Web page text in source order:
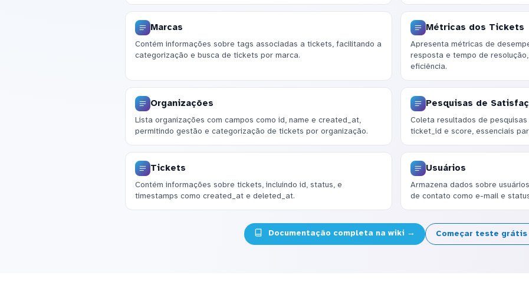
Marcas
Contém informações sobre tags associadas a tickets, facilitando a
categorização e busca de tickets por marca.
Métricas dos Tickets
Apresenta métricas de
resposta e tempo de
eficiência.
Organizações
Lista organizações com campos como id, name e created_at,
permitindo gestão e categorização de tickets por organização.
Pesquisas de
Coleta resultados de
ticket_id e score, essenciais
Tickets
Contém informações sobre tickets, incluindo id, status, e
timestamps como created_at e deleted_at.
Usuários
Armazena dados sobre
de contato como e-mail e
Documentação completa na wiki → Começar teste